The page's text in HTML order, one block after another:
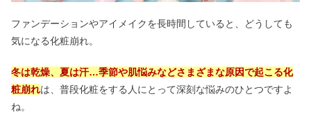
ファンデーションやアイメイクを長時間していると、どうしても
気になる化粧崩れ。
冬は乾燥、夏は汗…季節や肌悩みなどさまざまな原因で起こる化
粧崩れは、普段化粧をする人にとって深刻な悩みのひとつですよ
ね。